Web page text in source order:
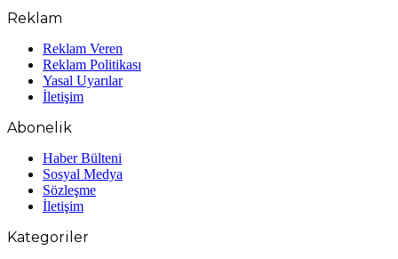
Reklam
Reklam Veren
Reklam Politikası
Yasal Uyarılar
İletişim
Abonelik
Haber Bülteni
Sosyal Medya
Sözleşme
İletişim
Kategoriler